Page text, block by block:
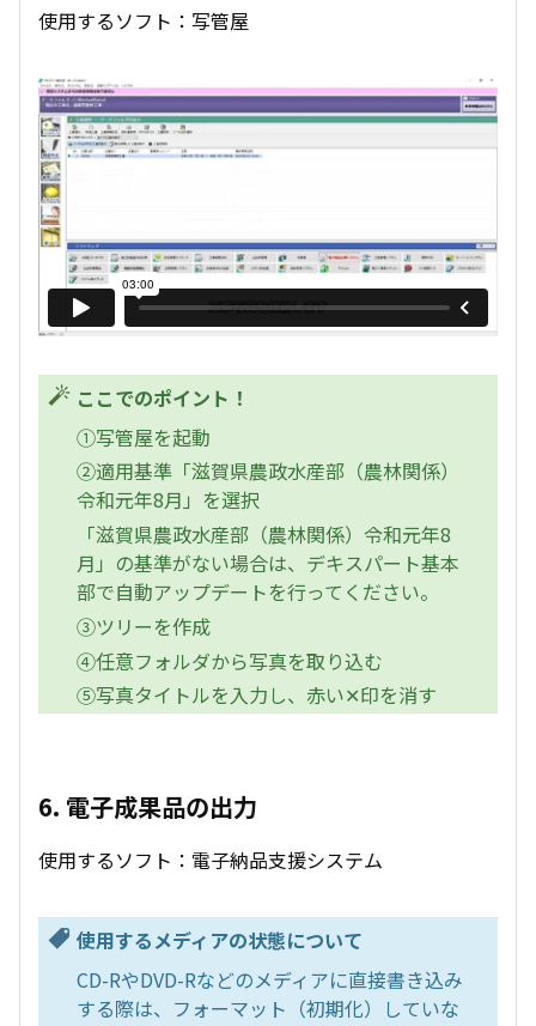
使用するソフト：写管屋
ここでのポイント！
①写管屋を起動
②適用基準「滋賀県農政水産部（農林関係）
令和元年8月」を選択
「滋賀県農政水産部（農林関係）令和元年8
月」の基準がない場合は、デキスパート基本
部で自動アップデートを行ってください。
③ツリーを作成
④任意フォルダから写真を取り込む
⑤写真タイトルを入力し、赤い✕印を消す
6. 電子成果品の出力
使用するソフト：電子納品支援システム
使用するメディアの状態について
CD-RやDVD-Rなどのメディアに直接書き込み
する際は、フォーマット（初期化）していな